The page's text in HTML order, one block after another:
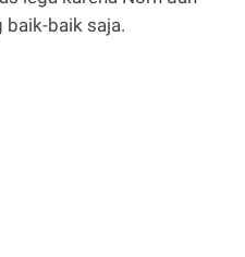
baik-baik saja.